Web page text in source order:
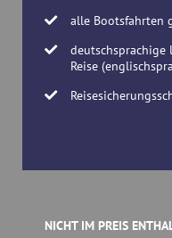
alle Bootsfahrten
deutschsprachige
Reise
NICHT IM PREIS